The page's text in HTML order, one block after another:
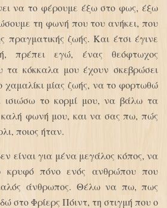
να το φέρουμε έξω στο φως, έξω
τη φωνή που του ανήκει, που
πραγματικής ζωής. Και έτσι έγινε
πρέπει εγώ, ένας θεόφτωχος
τα κόκκαλα μου έχουν σκεβρώσει
χαμαλίκι μίας ζωής, να το φορτωθώ
ισιώσω το κορμί μου, να βάλω τα
φωνή μου, και να σας πω, πώς
ποιος ήταν.
είναι για μένα μεγάλος κόπος, να
πόνο ενός ανθρώπου που
άνθρωπος. Θέλω να πω, πως
στο Φρίερς Πόιντ, τη στιγμή που ο